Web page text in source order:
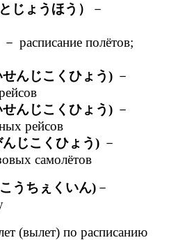
じょうほう）
－
－ расписание полётов;
んじこくひょう) －
んじこくひょう) －
рейсов
じこくひょう) －
самолётов
うちぇくいん) －
(вылет) по расписанию